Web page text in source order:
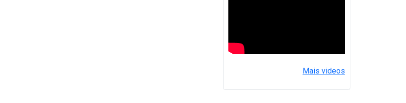
Mais videos